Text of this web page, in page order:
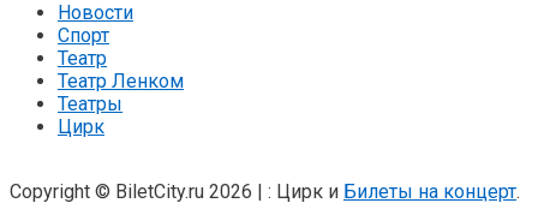
Новости
Спорт
Театр
Театр Ленком
Театры
Цирк
Copyright © BiletCity.ru 2026 : Цирк и Билеты на концерт.